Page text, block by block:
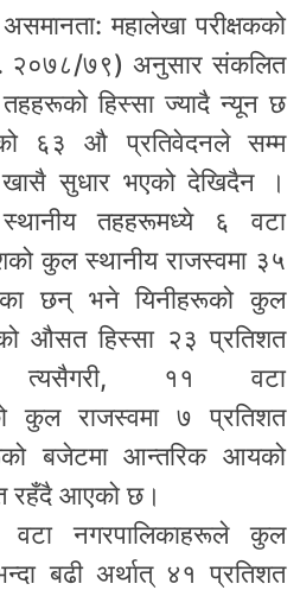
महालेखा परीक्षकको
२०७८/७९) अनुसार संकलित
हिस्सा ज्यादै न्यून छ
६३ औ प्रतिवेदनले सम्म
खासै सुधार भएको देखिदैन ।
तहहरूमध्ये ६ वटा
कुल स्थानीय राजस्वमा ३५
छन् भने यिनीहरूको कुल
औसत हिस्सा २३ प्रतिशत
त्यसैगरी, ११ वटा
कुल राजस्वमा ७ प्रतिशत
बजेटमा आन्तरिक आयको
रहँदै आएको छ।
नगरपालिकाहरूले कुल
बढी अर्थात् ४१ प्रतिशत